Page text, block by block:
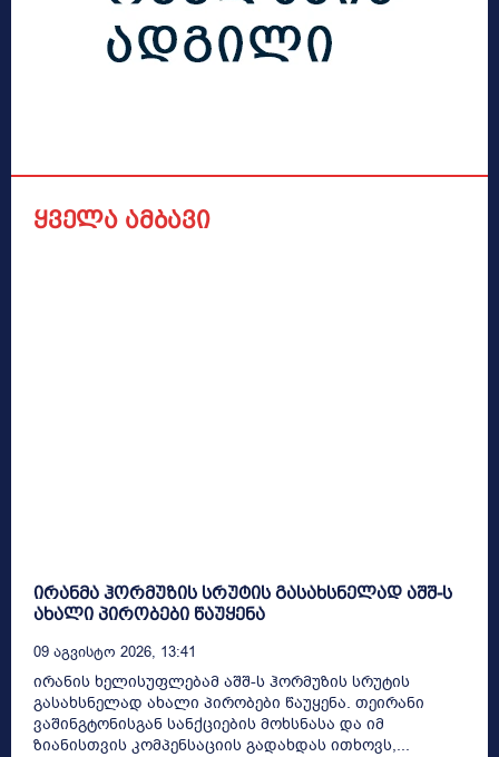
ყველა ამბავი
ირანმა ჰორმუზის სრუტის გასახსნელად აშშ-ს
ახალი პირობები წაუყენა
09 Აგვისტო 2026, 13:41
ირანის ხელისუფლებამ აშშ-ს ჰორმუზის სრუტის
გასახსნელად ახალი პირობები წაუყენა. თეირანი
ვაშინგტონისგან სანქციების მოხსნასა და იმ
ზიანისთვის კომპენსაციის გადახდას ითხოვს,...